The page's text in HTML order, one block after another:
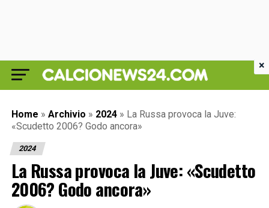
Home » Archivio » 2024 » La Russa provoca la Juve:
«Scudetto 2006? Godo ancora»
2024
La Russa provoca la Juve: «Scudetto
2006? Godo ancora»
×